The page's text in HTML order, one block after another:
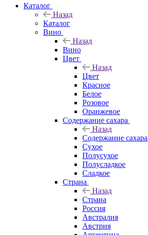
Каталог
Назад
Каталог
Вино
Назад
Вино
Цвет
Назад
Цвет
Красное
Белое
Розовое
Оранжевое
Содержание сахара
Назад
Содержание сахара
Сухое
Полусухое
Полусладкое
Сладкое
Страна
Назад
Страна
Россия
Австралия
Австрия